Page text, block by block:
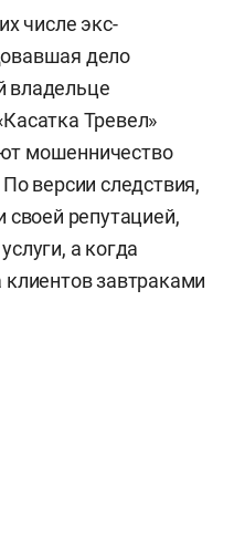
числе экс-
дело
владельце
Тревел»
мошенничество
версии следствия,
своей репутацией,
а когда
завтраками